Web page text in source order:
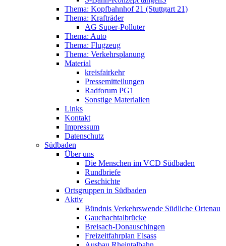
Thema: Kopfbahnhof 21 (Stuttgart 21)
Thema: Krafträder
AG Super-Polluter
Thema: Auto
Thema: Flugzeug
Thema: Verkehrsplanung
Material
kreisfairkehr
Pressemitteilungen
Radforum PG1
Sonstige Materialien
Links
Kontakt
Impressum
Datenschutz
Südbaden
Über uns
Die Menschen im VCD Südbaden
Rundbriefe
Geschichte
Ortsgruppen in Südbaden
Aktiv
Bündnis Verkehrswende Südliche Ortenau
Gauchachtalbrücke
Breisach-Donauschingen
Freizeitfahrplan Elsass